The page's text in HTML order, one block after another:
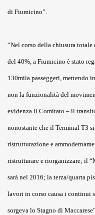
di Fiumicino”.
“Nel corso della chiusura
del 40%, a Fiumicino è stato
130mila passeggeri, mettendo
non la funzionalità del
evidenza il Comitato – il
nonostante che il Terminal T3
ristrutturazione e
ristrutturare e riorganizzare; il
sarà nel 2016; la terza/quarta
lavori in corso causa i continui
sorgeva lo Stagno di